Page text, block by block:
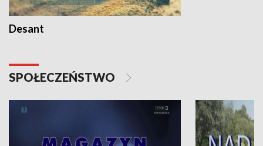
Desant
SPOŁECZEŃSTWO